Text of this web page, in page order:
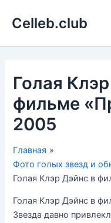
Celleb.club
Голая
фильме
2005
Главная
Фото голых звезд и
Голая Клэр Дэйнс в
Голая Клэр Дэйнс в
Звезда давно